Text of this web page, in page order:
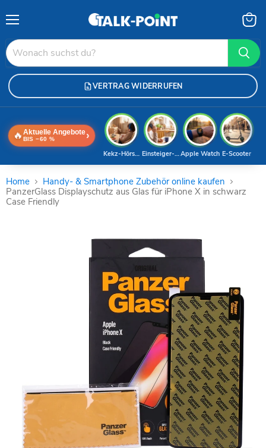
VERTRAG WIDERRUFEN
🔥 Aktuelle Angebote
BIS −60 % ›
E-Scooter
Apple Watch
Einsteiger-Handy
Kekz-Hörspiele
Home
Handy- & Smartphone Zubehör online kaufen
PanzerGlass Displayschutz aus Glas für iPhone X in schwarz
Case Friendly